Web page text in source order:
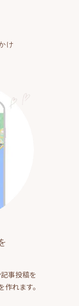
け
事投稿を
れます。